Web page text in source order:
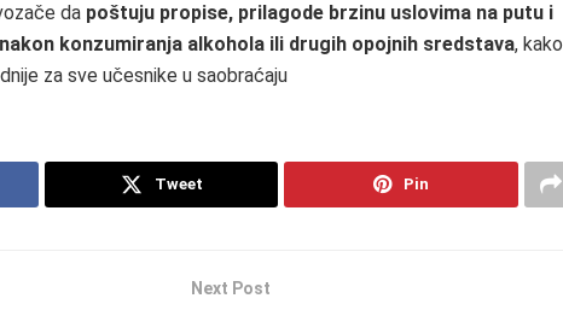
da poštuju propise, prilagode brzinu uslovima na putu i
konzumiranja alkohola ili drugih opojnih sredstava, kako
za sve učesnike u saobraćaju
Tweet Pin
Next Post